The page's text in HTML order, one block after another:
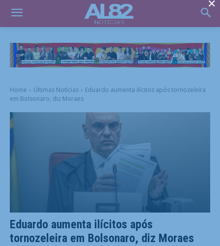
Home Últimas Notícias
Eduardo aumenta ilícitos após tornozeleira
em Bolsonaro, diz Moraes
Eduardo aumenta ilícitos após
tornozeleira em Bolsonaro, diz Moraes